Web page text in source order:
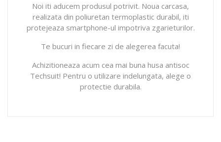
Noi iti aducem produsul potrivit. Noua carcasa,
realizata din poliuretan termoplastic durabil, iti
protejeaza smartphone-ul impotriva zgarieturilor.
Te bucuri in fiecare zi de alegerea facuta!
Achizitioneaza acum cea mai buna husa antisoc
Techsuit! Pentru o utilizare indelungata, alege o
protectie durabila.